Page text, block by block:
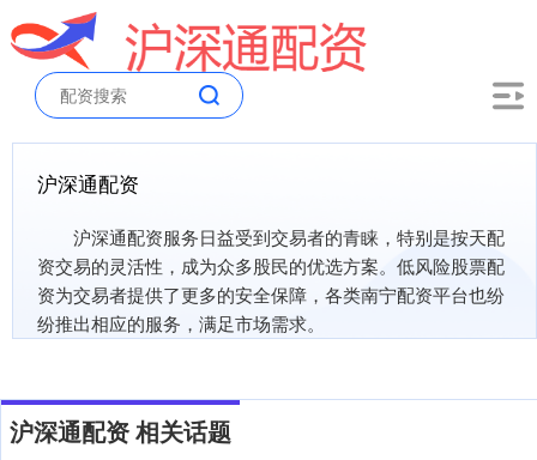
沪深通配资
沪深通配资服务日益受到交易者的青睐，特别是按天配
资交易的灵活性，成为众多股民的优选方案。低风险股票配
资为交易者提供了更多的安全保障，各类南宁配资平台也纷
纷推出相应的服务，满足市场需求。
沪深通配资 相关话题